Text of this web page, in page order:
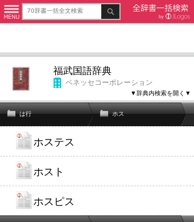
福武国語辞典
ベネッセコーポレーション
▼辞典内検索を開く▼
は行 ホス
ホステス
ホスト
ホスピス